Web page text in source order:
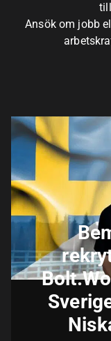
Ansök om jobb